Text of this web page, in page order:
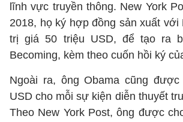
lĩnh vực truyền thông. New York
2018, họ ký hợp đồng sản xuất
trị giá 50 triệu USD, để tạo ra
Becoming, kèm theo cuốn hồi ký
Ngoài ra, ông Obama cũng
USD cho mỗi sự kiện diễn thuyết
Theo New York Post, ông được